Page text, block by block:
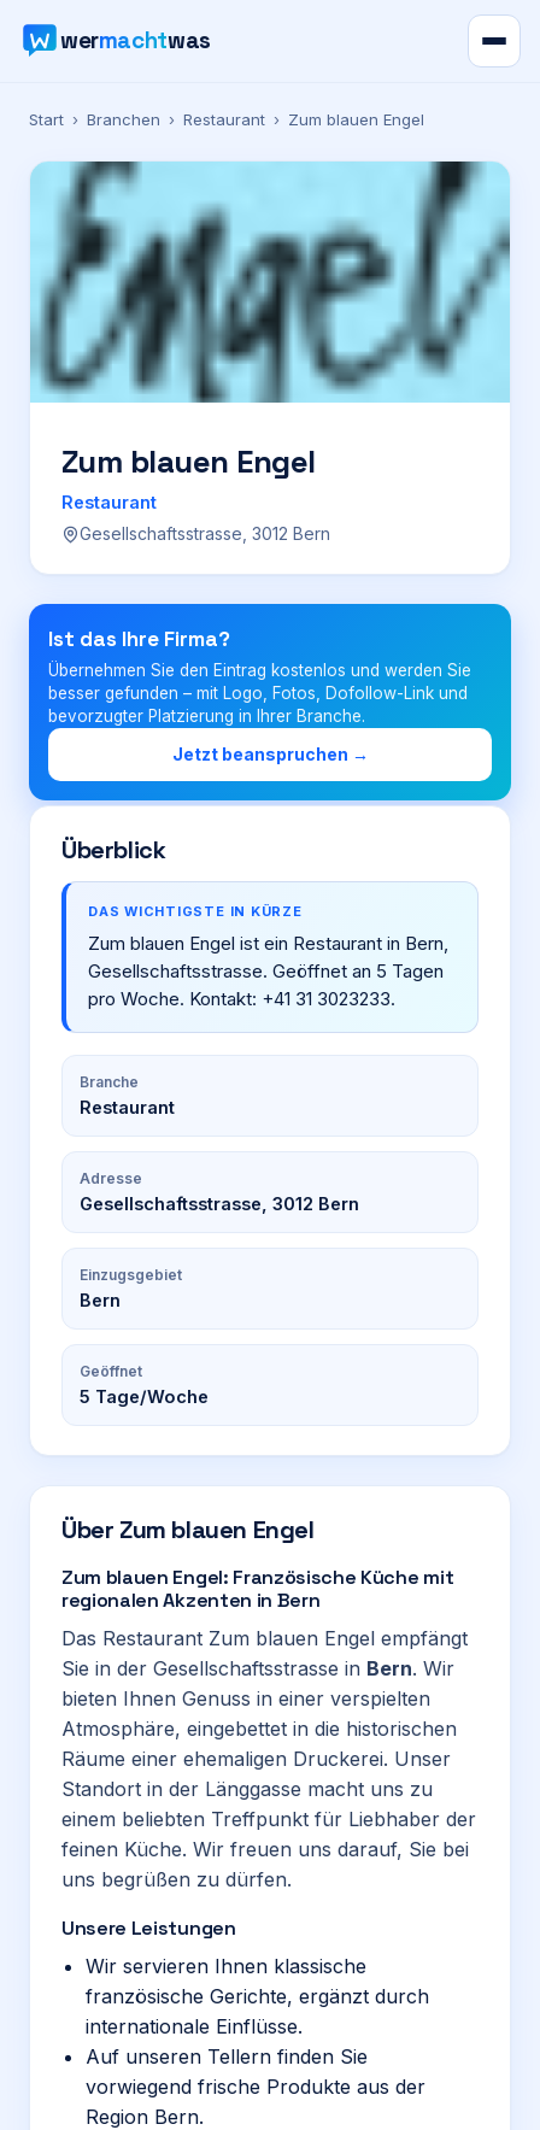
wermachtwas
Verzeichnis
Karte
News
Ratgeber
Werbung
Preise
Für Firmen
Login
Firma eintragen
Start › Branchen › Restaurant › Zum blauen Engel
Zum blauen Engel
Restaurant
Gesellschaftsstrasse, 3012 Bern
Ist das Ihre Firma?
Übernehmen Sie den Eintrag kostenlos und werden Sie
besser gefunden – mit Logo, Fotos, Dofollow-Link und
bevorzugter Platzierung in Ihrer Branche.
Jetzt beanspruchen →
Überblick
DAS WICHTIGSTE IN KÜRZE
Zum blauen Engel ist ein Restaurant in Bern,
Gesellschaftsstrasse. Geöffnet an 5 Tagen
pro Woche. Kontakt: +41 31 3023233.
Branche
Restaurant
Adresse
Gesellschaftsstrasse, 3012 Bern
Einzugsgebiet
Bern
Geöffnet
5 Tage/Woche
Über Zum blauen Engel
Zum blauen Engel: Französische Küche mit
regionalen Akzenten in Bern
Das Restaurant Zum blauen Engel empfängt
Sie in der Gesellschaftsstrasse in Bern. Wir
bieten Ihnen Genuss in einer verspielten
Atmosphäre, eingebettet in die historischen
Räume einer ehemaligen Druckerei. Unser
Standort in der Länggasse macht uns zu
einem beliebten Treffpunkt für Liebhaber der
feinen Küche. Wir freuen uns darauf, Sie bei
uns begrüßen zu dürfen.
Unsere Leistungen
Wir servieren Ihnen klassische
französische Gerichte, ergänzt durch
internationale Einflüsse.
Auf unseren Tellern finden Sie
vorwiegend frische Produkte aus der
Region Bern.